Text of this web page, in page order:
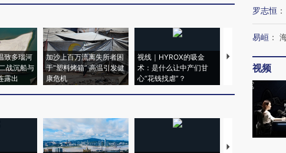
致多瑙河
战沉船与
露出
加沙上百万流离失所者困
于“塑料烤箱” 高温引发健
康危机
视线｜HYROX的吸金
术：是什么让中产们甘
心“花钱找虐”？
马航飞行员跨国
粒摇头丸 尿检体
【推广】走进第四
罗志恒 ：
易峘 ：
视频